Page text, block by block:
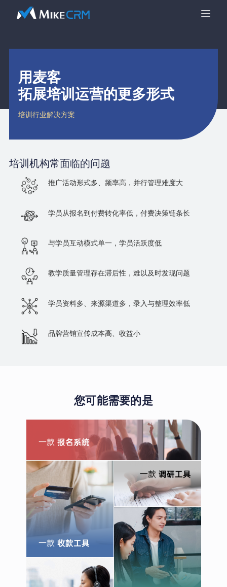
用麦客
拓展培训运营的更多形式
培训行业解决方案
培训机构常面临的问题
推广活动形式多、频率高，并行管理难度大
学员从报名到付费转化率低，付费决策链条长
与学员互动模式单一，学员活跃度低
教学质量管理存在滞后性，难以及时发现问题
学员资料多、来源渠道多，录入与整理效率低
品牌营销宣传成本高、收益小
您可能需要的是